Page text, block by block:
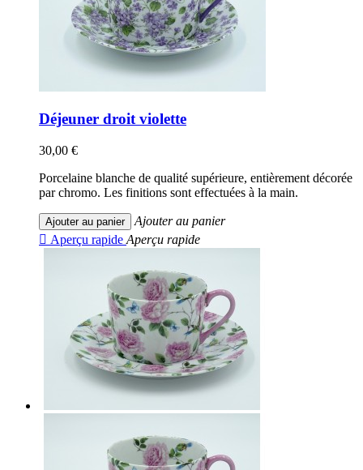
Déjeuner droit violette
30,00 €
Porcelaine blanche de qualité supérieure, entièrement décorée
par chromo. Les finitions sont effectuées à la main.
Ajouter au panier
Ajouter au panier
 Aperçu rapide Aperçu rapide